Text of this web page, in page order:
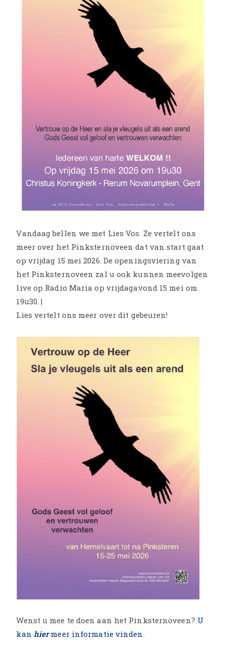
Vandaag bellen we met Lies Vos. Ze vertelt ons
meer over het Pinksternoveen dat van start gaat
op vrijdag 15 mei 2026. De openingsviering van
het Pinksternoveen zal u ook kunnen meevolgen
live op Radio Maria op vrijdagavond 15 mei om
19u30. |
Lies vertelt ons meer over dit gebeuren!
Wenst u mee te doen aan het Pinksternoveen? U
kan hier meer informatie vinden.